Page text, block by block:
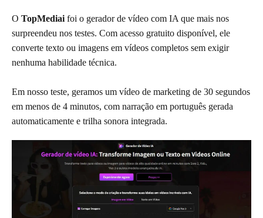
O TopMediaifoi o gerador de vídeo com IA que mais nos
surpreendeu nos testes. Com acesso gratuito disponível, ele
converte texto ou imagens em vídeos completos sem exigir
nenhuma habilidade técnica.
Em nosso teste, geramos um vídeo de marketing de 30 segundos
em menos de 4 minutos, com narração em português gerada
automaticamente e trilha sonora integrada.